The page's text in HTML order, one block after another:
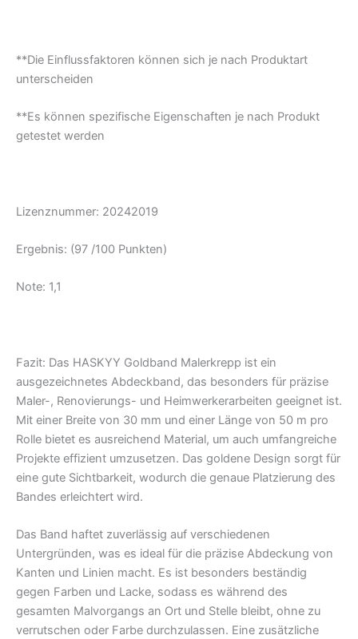
**Die Einflussfaktoren können sich je nach Produktart
unterscheiden
**Es können spezifische Eigenschaften je nach Produkt
getestet werden
Lizenznummer: 20242019
Ergebnis: (97 /100 Punkten)
Note: 1,1
Fazit: Das HASKYY Goldband Malerkrepp ist ein
ausgezeichnetes Abdeckband, das besonders für präzise
Maler-, Renovierungs- und Heimwerkerarbeiten geeignet ist.
Mit einer Breite von 30 mm und einer Länge von 50 m pro
Rolle bietet es ausreichend Material, um auch umfangreiche
Projekte effizient umzusetzen. Das goldene Design sorgt für
eine gute Sichtbarkeit, wodurch die genaue Platzierung des
Bandes erleichtert wird.
Das Band haftet zuverlässig auf verschiedenen
Untergründen, was es ideal für die präzise Abdeckung von
Kanten und Linien macht. Es ist besonders beständig
gegen Farben und Lacke, sodass es während des
gesamten Malvorgangs an Ort und Stelle bleibt, ohne zu
verrutschen oder Farbe durchzulassen. Eine zusätzliche